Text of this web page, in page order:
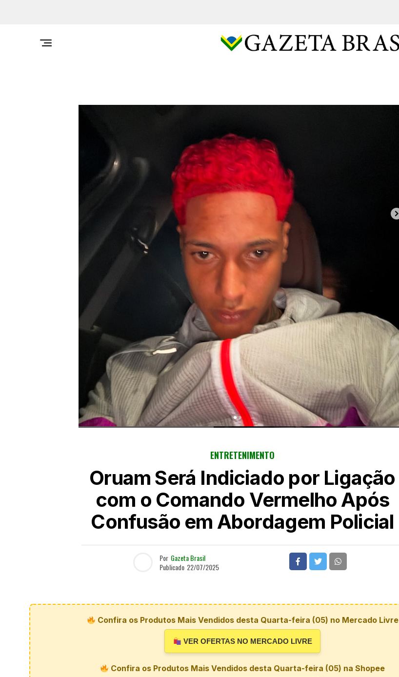
ENTRETENIMENTO
Oruam Será Indiciado por Ligação
com o Comando Vermelho Após
Confusão em Abordagem Policial
Por Gazeta Brasil
Publicado 22/07/2025
Confira os Produtos Mais Vendidos desta Quarta-feira (05) no Mercado Livre
VER OFERTAS NO MERCADO LIVRE
Confira os Produtos Mais Vendidos desta Quarta-feira (05) na Shopee